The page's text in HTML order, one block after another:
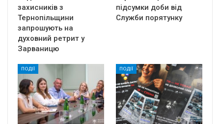
захисників з
Тернопільщини
запрошують на
духовний ретрит у
Зарваницю
підсумки доби від
Служби порятунку
ПОДІЇ ПОДІЇ